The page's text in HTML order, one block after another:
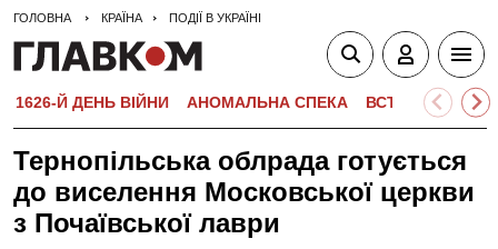
ГОЛОВНА КРАЇНА ПОДІЇ В УКРАЇНІ
1626-Й ДЕНЬ ВІЙНИ АНОМАЛЬНА СПЕКА ВСТУПНА
Тернопільська облрада готується
до виселення Московської церкви
з Почаївської лаври